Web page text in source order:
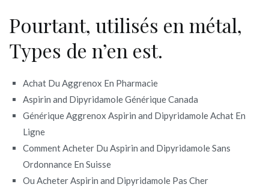
Pourtant, utilisés en métal,
Types de n’en est.
Achat Du Aggrenox En Pharmacie
Aspirin and Dipyridamole Générique Canada
Générique Aggrenox Aspirin and Dipyridamole Achat En
Ligne
Comment Acheter Du Aspirin and Dipyridamole Sans
Ordonnance En Suisse
Ou Acheter Aspirin and Dipyridamole Pas Cher